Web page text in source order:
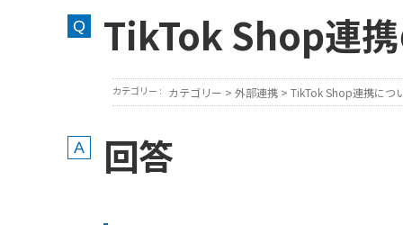
TikTok Shop連
カテゴリー : カテゴリー > 外部連携 > TikTok Shop連携につ
回答